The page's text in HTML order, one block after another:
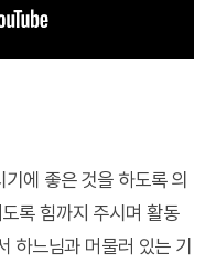
에 좋은 것을 하도록 의
록 힘까지 주시며 활동
하느님과 머물러 있는 기